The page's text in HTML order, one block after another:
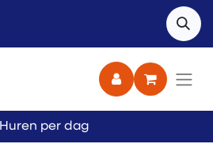
Huren per dag